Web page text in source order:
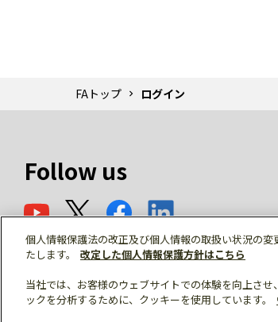
FAトップ ログイン
Follow us
© Mitsubishi Electric Corporation
個人情報保護法の改正及び個人情報の取扱い状況の
たします。
改定した個人情報保護方針はこちら
当社では、お客様のウェブサイトでの体験を向上さ
ックを分析するために、クッキーを使用しています。